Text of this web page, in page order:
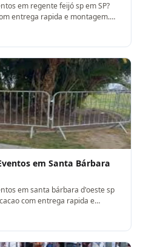
em regente feijó sp em SP?
entrega rapida e montagem.
em Santa Bárbara
em santa bárbara d'oeste sp
com entrega rapida e